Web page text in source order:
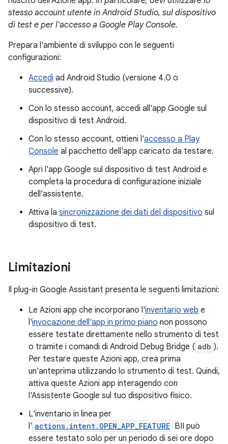
stesso account utente in Android Studio, sul dispositivo
di test e per l'accesso a Google Play Console.
Prepara l'ambiente di sviluppo con le seguenti
configurazioni:
Accedi ad Android Studio (versione 4.0 o
successive).
Con lo stesso account, accedi all'app Google sul
dispositivo di test Android.
Con lo stesso account, ottieni l'accesso a Play
Console al pacchetto dell'app caricato da testare.
Apri l'app Google sul dispositivo di test Android e
completa la procedura di configurazione iniziale
dell'assistente.
Attiva la sincronizzazione dei dati del dispositivo sul
dispositivo di test.
Limitazioni
Il plug-in Google Assistant presenta le seguenti limitazioni:
Le Azioni app che incorporano l'inventario web e
l'invocazione dell'app in primo piano non possono
essere testate direttamente nello strumento di test
o tramite i comandi di Android Debug Bridge ( adb ).
Per testare queste Azioni app, crea prima
un'anteprima utilizzando lo strumento di test. Quindi,
attiva queste Azioni app interagendo con
l'Assistente Google sul tuo dispositivo fisico.
L'inventario in linea per
l' actions.intent.OPEN_APP_FEATURE BII può
essere testato solo per un periodo di sei ore dopo